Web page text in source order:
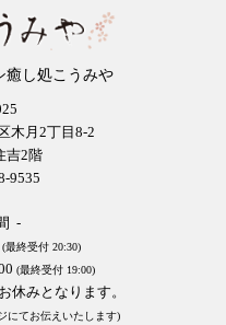
癒し処こうみや
木月2丁目8-2
吉2階
9535
-
(最終受付 20:30)
(最終受付 19:00)
休みとなります。
にてお伝えいたします)